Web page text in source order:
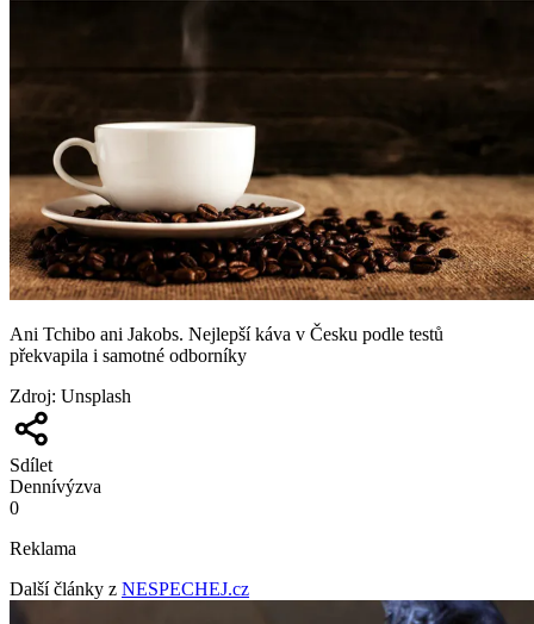
Ani Tchibo ani Jakobs. Nejlepší káva v Česku podle testů
překvapila i samotné odborníky
Zdroj: Unsplash
Sdílet
Dennívýzva
0
Reklama
Další články z NESPECHEJ.cz